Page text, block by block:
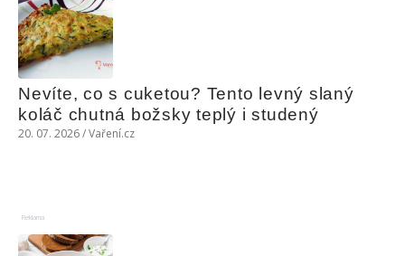
Nevíte, co s cuketou? Tento levný slaný
koláč chutná božsky teplý i studený
20. 07. 2026 / Vaření.cz
Reklama